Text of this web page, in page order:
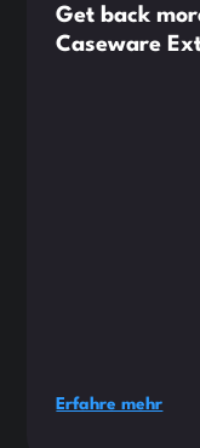
Get back
Caseware
Erfahre mehr